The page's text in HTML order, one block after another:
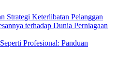
Strategi Keterlibatan Pelanggan
terhadap Dunia Perniagaan
Profesional: Panduan